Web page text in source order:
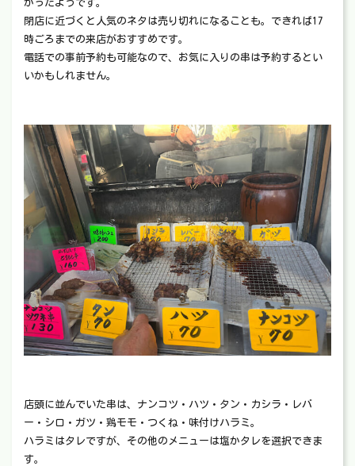
かったようです。
閉店に近づくと人気のネタは売り切れになることも。できれば17
時ごろまでの来店がおすすめです。
電話での事前予約も可能なので、お気に入りの串は予約するとい
いかもしれません。
店頭に並んでいた串は、ナンコツ・ハツ・タン・カシラ・レバ
ー・シロ・ガツ・鶏モモ・つくね・味付けハラミ。
ハラミはタレですが、その他のメニューは塩かタレを選択できま
す。